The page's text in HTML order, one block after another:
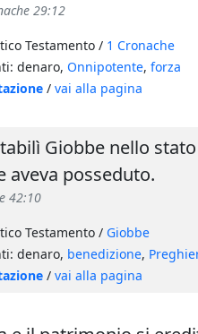
29:12
Testamento / 1 Cronache
denaro, Onnipotente, forza
/ vai alla pagina
Giobbe nello
aveva posseduto.
42:10
Testamento / Giobbe
denaro, benedizione,
/ vai alla pagina